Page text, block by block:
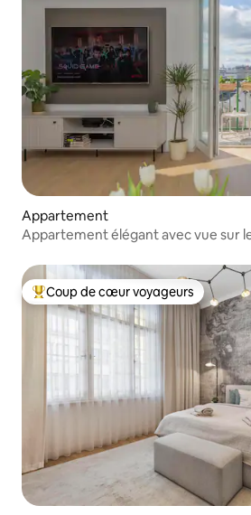
Appartement
Appartement élégant avec vue sur
Coups de cœur voyageurs les plus
Coup de cœur voyageurs